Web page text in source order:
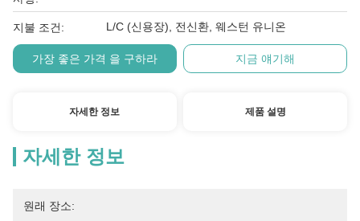
지불 조건: L/C (신용장), 전신환, 웨스턴 유니온
가장 좋은 가격 을 구하라 지금 얘기해
자세한 정보 제품 설명
자세한 정보
원래 장소: